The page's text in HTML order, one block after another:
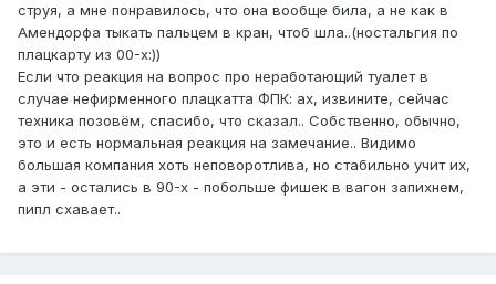
струя, а мне понравилось, что она вообще била, а не как в
Амендорфа тыкать пальцем в кран, чтоб шла..(ностальгия по
плацкарту из 00-х:))
Если что реакция на вопрос про неработающий туалет в
случае нефирменного плацкатта ФПК: ах, извините, сейчас
техника позовём, спасибо, что сказал.. Собственно, обычно,
это и есть нормальная реакция на замечание.. Видимо
большая компания хоть неповоротлива, но стабильно учит их,
а эти - остались в 90-х - побольше фишек в вагон запихнем,
пипл схавает..